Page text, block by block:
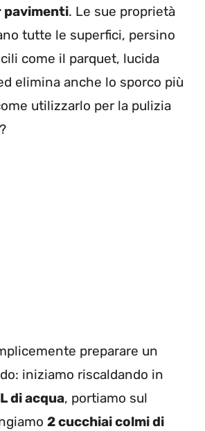
pavimenti. Le sue proprietà
tutte le superfici, persino
come il parquet, lucida
elimina anche lo sporco più
utilizzarlo per la pulizia
preparare un
iniziamo riscaldando in
di acqua, portiamo sul
2 cucchiai colmi di